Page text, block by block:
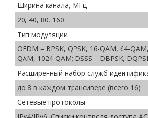
Ширина канала, МГц
20, 40, 80, 160
Тип модуляции
OFDM = BPSK, QPSK, 16-QAM, 64-
QAM, 1024-QAM; DSSS = DBPSK,
Расширенный набор служб
до 8 в каждом трансивере (всего 16)
Сетевые протоколы